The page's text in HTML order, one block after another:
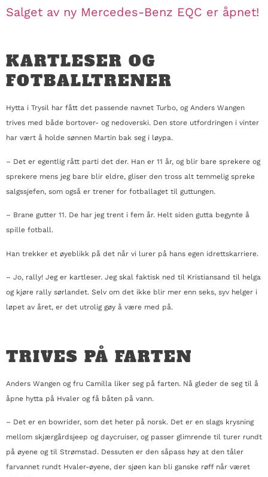
Salget av ny Mercedes-Benz EQC er åpnet!
KARTLESER OG
FOTBALLTRENER
Hytta i Trysil har fått det passende navnet Turbo, og Anders Wangen
trives med både bortover- og nedoverski. Den store utfordringen i vinter
har vært å holde sønnen Martin bak seg i løypa.
– Det er egentlig rått parti det der. Han er 11 år, og blir bare sprekere og
sprekere mens jeg bare blir eldre, gliser den tross alt temmelig spreke
salgssjefen, som også er trener for fotballaget til guttungen.
– Brane gutter 11. De har jeg trent i fem år. Helt siden gutta begynte å
spille fotball.
Han trekker et øyeblikk på det når vi lurer på hans egen idrettskarriere.
– Jo, rally! Jeg er kartleser. Jeg skal faktisk ned til Kristiansand til helga
og kjøre rally sørlandet. Selv om det ikke blir mer enn seks, syv helger i
løpet av året, er det utrolig gøy å være med på.
TRIVES PÅ FARTEN
Anders Wangen og fru Camilla liker seg på farten. Nå gleder de seg til å
åpne hytta på Hvaler og få båten på vann.
– Det er en bowrider, som det heter på norsk. Det er en slags krysning
mellom skjærgårdsjeep og daycruiser, og passer glimrende til turer rundt
på øyene og til Strømstad. Dessuten er den såpass høy at den tåler
farvannet rundt Hvaler-øyene, der sjøen kan bli ganske røff når været